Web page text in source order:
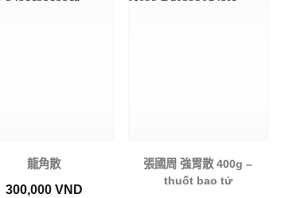
龍角散
300,000 VND
張國周 強胃散 400g –
thuốt bao tử